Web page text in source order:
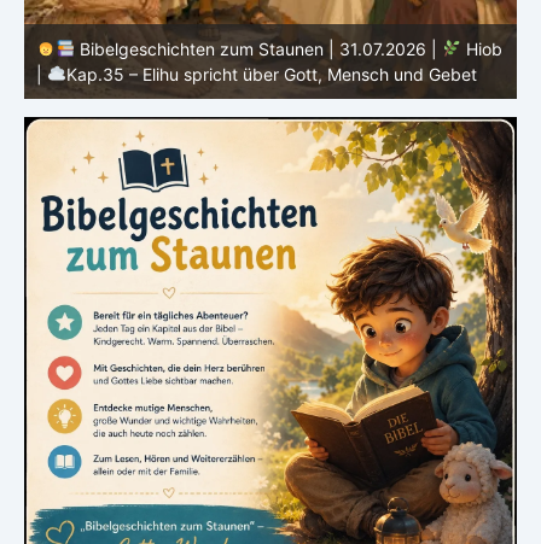
Bibelgeschichten zum Staunen | 30.07.2026 |
Hiob |
Kap.34 – Elihu spricht über Gottes Gerechtigkeit